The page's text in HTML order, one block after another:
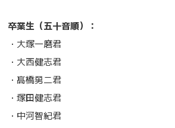
卒業生（五十音順）：
・大塚一磨君
・大西健志君
・髙橋勇二君
・塚田健志君
・中河智紀君